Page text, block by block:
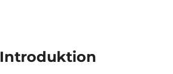
Introduktion